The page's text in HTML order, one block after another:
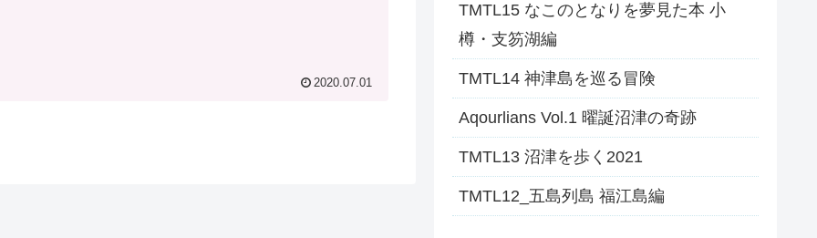
2020.07.01
TMTL15 なこのとなりを夢見た本 小
樽・支笏湖編
TMTL14 神津島を巡る冒険
Aqourlians Vol.1 曜誕沼津の奇跡
TMTL13 沼津を歩く2021
TMTL12_五島列島 福江島編